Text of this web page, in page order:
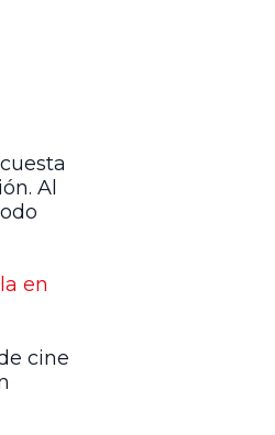
Al
en
cine